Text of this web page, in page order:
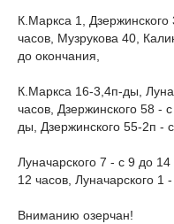
К.Маркса 1,
часов, Музрукова 40,
до окончания,
К.Маркса 16-3,4п-ды,
часов, Дзержинского 58 -
ды, Дзержинского 55-2п -
Луначарского 7 - с 9 до
12 часов, Луначарского 1
Вниманию озерчан!